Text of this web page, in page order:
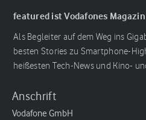
featured ist Vodafones
Als Begleiter auf dem Weg ins
besten Stories zu Smartphone-
heißesten Tech-News und Kino-
Anschrift
Vodafone GmbH